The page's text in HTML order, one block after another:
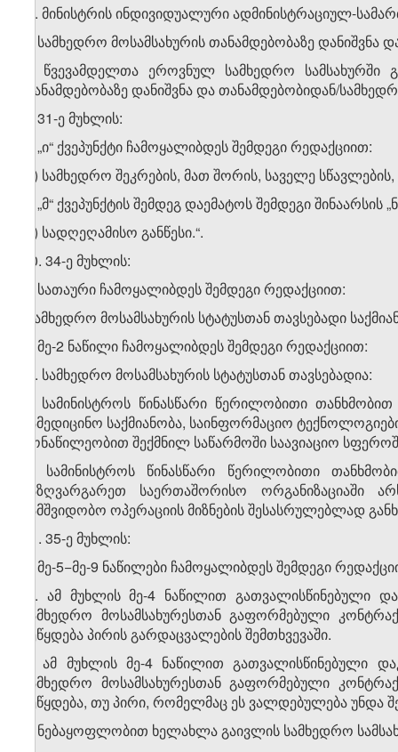
„3. მინისტრის ინდივიდუალური ადმინისტრაციულ-
ა) სამხედრო მოსამსახურის თანამდებობაზე
ბ) წვევამდელთა ეროვნულ სამხედრო სამსახურში
თანამდებობაზე დანიშვნა და თანამდებობიდან/
9. 31-ე მუხლის:
ა) „ი“ ქვეპუნქტი ჩამოყალიბდეს შემდეგი რედაქციით:
„ი) სამხედრო შეკრების, მათ შორის, საველე
ბ) „მ“ ქვეპუნქტის შემდეგ დაემატოს შემდეგი შინაარსის
„ნ) სადღეღამისო განწესი.“.
10. 34-ე მუხლის:
ა) სათაური ჩამოყალიბდეს შემდეგი რედაქციით:
„სამხედრო მოსამსახურის სტატუსთან თავსებადი
ბ) მე-2 ნაწილი ჩამოყალიბდეს შემდეგი რედაქციით:
„2. სამხედრო მოსამსახურის სტატუსთან თავსებადია:
ა) სამინისტროს წინასწარი წერილობითი
სამედიცინო საქმიანობა, საინფორმაციო
მონაწილეობით შექმნილ საწარმოში საავიაციო
ბ) სამინისტროს წინასწარი წერილობითი
საზღვარგარეთ საერთაშორისო ორგანიზაციაში
სამშვიდობო ოპერაციის მიზნების შესასრულებლად
11. 35-ე მუხლის:
ა) მე-5−მე-9 ნაწილები ჩამოყალიბდეს შემდეგი
„5. ამ მუხლის მე-4 ნაწილით გათვალისწინებული
სამხედრო მოსამსახურესთან გაფორმებული
შეწყდება პირის გარდაცვალების შემთხვევაში.
6. ამ მუხლის მე-4 ნაწილით გათვალისწინებული
სამხედრო მოსამსახურესთან გაფორმებული
შეწყდება, თუ პირი, რომელმაც ეს ვალდებულება უნდა
ა) ნებაყოფლობით ხელახლა გაივლის სამხედრო